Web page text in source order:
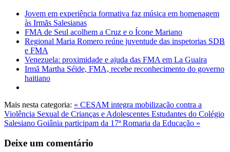
Jovem em experiência formativa faz música em homenagem
às Irmãs Salesianas
FMA de Seul acolhem a Cruz e o Ícone Mariano
Regional Maria Romero reúne juventude das inspetorias SDB
e FMA
Venezuela: proximidade e ajuda das FMA em La Guaira
Irmã Martha Séïde, FMA, recebe reconhecimento do governo
haitiano
Mais nesta categoria: « CESAM integra mobilização contra a
Violência Sexual de Crianças e Adolescentes Estudantes do Colégio
Salesiano Goiânia participam da 17ª Romaria da Educação »
Deixe um comentário